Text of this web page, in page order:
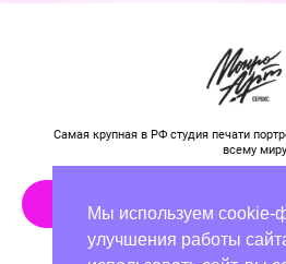
Самая крупная в РФ студия печати
всему миру
Рассчитать
Мы используем cookie-
улучшения работы